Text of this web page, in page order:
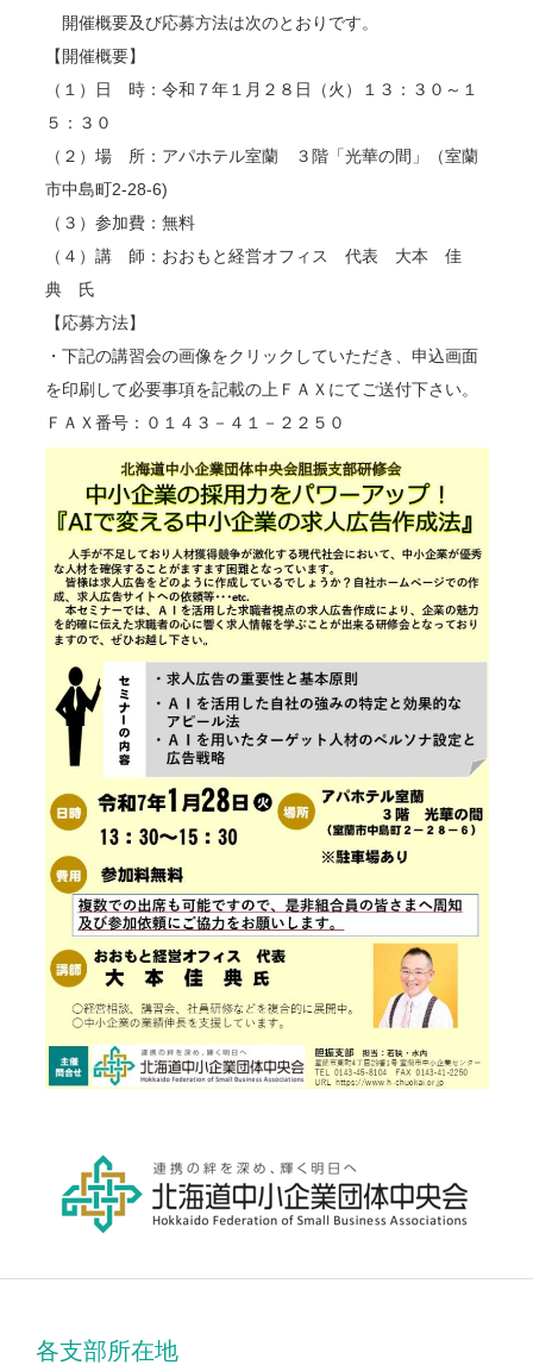
開催概要及び応募方法は次のとおりです。
【開催概要】
（１）日 時：令和７年１月２８日（火）１３：３０～１
５：３０
（２）場 所：アパホテル室蘭 ３階「光華の間」（室蘭
市中島町2-28-6)
（３）参加費：無料
（４）講 師：おおもと経営オフィス 代表 大本 佳
典 氏
【応募方法】
・下記の講習会の画像をクリックしていただき、申込画面
を印刷して必要事項を記載の上ＦＡＸにてご送付下さい。
ＦＡＸ番号：０１４３－４１－２２５０
各支部所在地